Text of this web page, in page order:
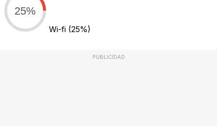
25%
Wi-fi (25%)
PUBLICIDAD